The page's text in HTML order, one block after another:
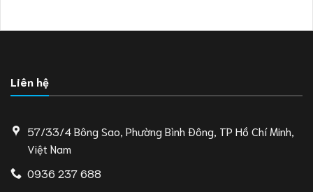
Liên hệ
57/33/4 Bông Sao, Phường Bình Đông, TP Hồ Chí Minh,
Việt Nam
0936 237 688